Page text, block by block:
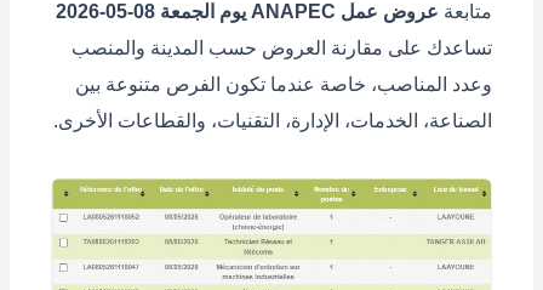
متابعة عروض عمل ANAPEC يوم الجمعة 08-05-2026
تساعدك على مقارنة العروض حسب المدينة والمنصب
وعدد المناصب، خاصة عندما تكون الفرص متنوعة بين
الصناعة، الخدمات، الإدارة، التقنيات، والقطاعات الأخرى.